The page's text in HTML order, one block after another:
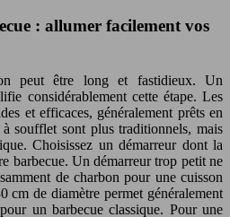
: allumer facilement vos
peut être long et fastidieux. Un
considérablement cette étape. Les
et efficaces, généralement prêts en
soufflet sont plus traditionnels, mais
Choisissez un démarreur dont la
barbecue. Un démarreur trop petit ne
de charbon pour une cuisson
cm de diamètre permet généralement
un barbecue classique. Pour une